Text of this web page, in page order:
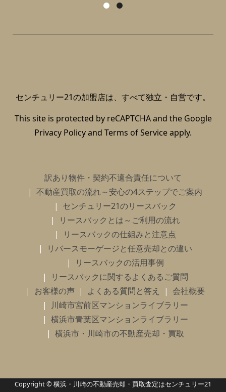
センチュリー21の加盟店は、すべて独立・自営です。
This site is protected by reCAPTCHA and the Google
Privacy Policyand Terms of Serviceapply.
訳あり物件・契約不適合責任について
不動産買取の流れ～安心の4ステップでご案内
センチュリー21のリースバック
リースバックとは～ご利用の流れ
リースバックの仕組みと注意点
リバースモーゲージと任意売却との違い
リースバックの活用事例
リースバックに関するよくあるご質問
お客様の声
よくある質問と答え
会社概要
川崎市宮前区マンションライブラリー
横浜市青葉区マンションライブラリー
横浜市・川崎市の不動産売却・買取
Copyright © 横浜・川崎の不動産売却・買取査定はセンチュリー21